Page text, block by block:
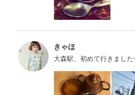
きゃほ
大森駅、初めて行きまし